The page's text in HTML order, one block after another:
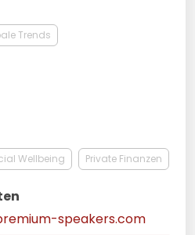
Trends
Wellbeing Private Finanzen
speakers.com